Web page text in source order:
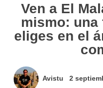
Ven a El
mismo: una
eliges en el
Avistu 2